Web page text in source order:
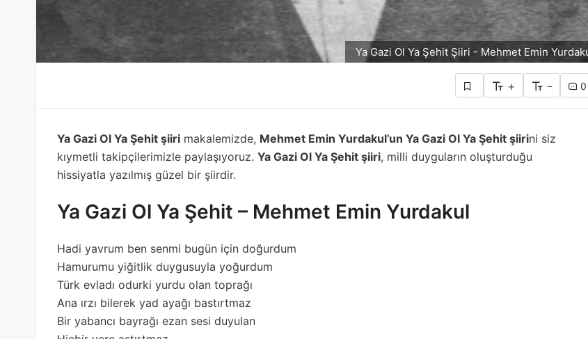
Ya Gazi Ol Ya Şehit Şiiri - Mehmet Emin
+ - 0
Ya Gazi Ol Ya Şehit şiiri makalemizde, Mehmet Emin Yurdakul’un Ya Gazi Ol Ya Şehit şiirini siz
kıymetli takipçilerimizle paylaşıyoruz. Ya Gazi Ol Ya Şehit şiiri, milli duyguların oluşturduğu
hissiyatla yazılmış güzel bir şiirdir.
Ya Gazi Ol Ya Şehit – Mehmet Emin Yurdakul
Hadi yavrum ben senmi bugün için doğurdum
Hamurumu yiğitlik duygusuyla yoğurdum
Türk evladı odurki yurdu olan toprağı
Ana ırzı bilerek yad ayağı bastırtmaz
Bir yabancı bayrağı ezan sesi duyulan